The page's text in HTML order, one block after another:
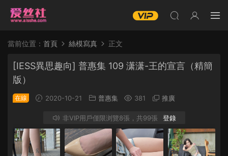
當前位置： 首頁 絲模寫真 正文
[IESS異思趣向] 普惠集 109 潇潇-王的宣言（精簡
版）
在線 2020-10-21 普惠集 381 推廣
非VIP用戶僅限浏覽8張，共99張 登錄